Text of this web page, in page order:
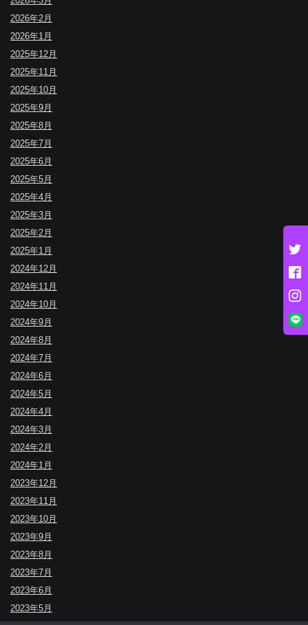
2026年2月
2026年1月
2025年12月
2025年11月
2025年10月
2025年9月
2025年8月
2025年7月
2025年6月
2025年5月
2025年4月
2025年3月
2025年2月
2025年1月
2024年12月
2024年11月
2024年10月
2024年9月
2024年8月
2024年7月
2024年6月
2024年5月
2024年4月
2024年3月
2024年2月
2024年1月
2023年12月
2023年11月
2023年10月
2023年9月
2023年8月
2023年7月
2023年6月
2023年5月